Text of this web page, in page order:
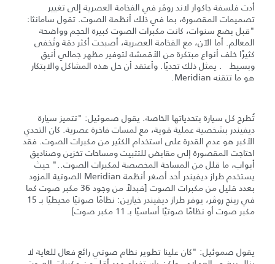
أدت فلسفة جاكوار لاند روڤر في الفخامة العصرية إلى تغيير
تصميمات المقصورة، بما في ذلك أنظمة الصوت. تقول سامانثا:
"قبل بضع سنوات، كانت مكبرات الصوت كبيرة الحجم وواضحة
المعالم. أما الآن، مع الفخامة العصرية، أصبحت أكثر دقة وتُخفى
كثيرًا خلف أنواع مبتكرة من الأقمشة لتوفير مظهر جمالي أنيق
وبسيط . يمثل ذلك تحديًا. وأعتقد أن حل هذه المشاكل والابتكار
هو ما تتقنه Meridian.
تُطرح كل سيارة بتحدياتها الخاصة. يقول صموئيل: "تتميز سيارة
ديفيندر بشخصية عملية قوية، مع لمسات فاخرة عصرية. كان التحدي
الأكبر هو عدم القدرة على استخدام الكثير من مكبرات الصوت. فقد
احتاجت المقصورة إلى مقابض للتثبيت ومساحات تخزين وصناديق
أبواب، ما قلل من المساحة المخصصة لمكبرات الصوت.." حيث
يستخدم طراز ديفيندر أحد أصغر أنظمة Meridian الصوتية المزود
بعدد قليل من مكبرات الصوت [فبدلاً من وجود 36 مكبر صوت كما
في رينج روڤر، يوفر طراز ديفيندر خيارين: نظامًا صوتيًا محيطيًا بـ 15
مكبر صوت أو نظامًا صوتيًا أساسيًا بـ 11 مكبر صوت]
يقول صموئيل: "كان علينا تطوير نظام صوتي رائع فعال للغاية لا